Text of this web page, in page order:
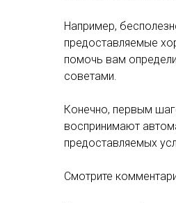
Например,
предоставляемые
помочь вам
советами.
Конечно, первым
воспринимают
предоставляемых
Смотрите